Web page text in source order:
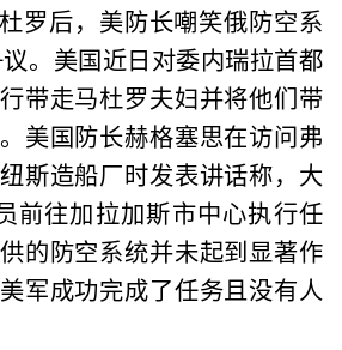
罗后，美防长嘲笑俄防空系
。美国近日对委内瑞拉首都
带走马杜罗夫妇并将他们带
美国防长赫格塞思在访问弗
斯造船厂时发表讲话称，大
前往加拉加斯市中心执行任
的防空系统并未起到显著作
军成功完成了任务且没有人